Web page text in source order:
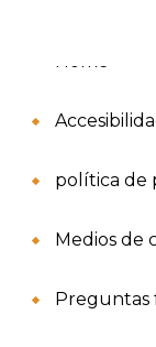
Home
política de
Medios de
Preguntas